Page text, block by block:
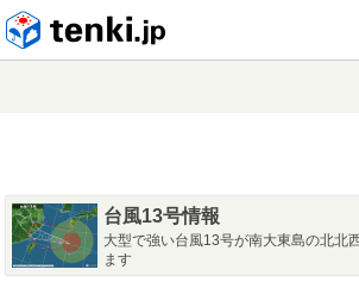
台風13号情報
大型で強い台風13号が南大東島の北北
ます